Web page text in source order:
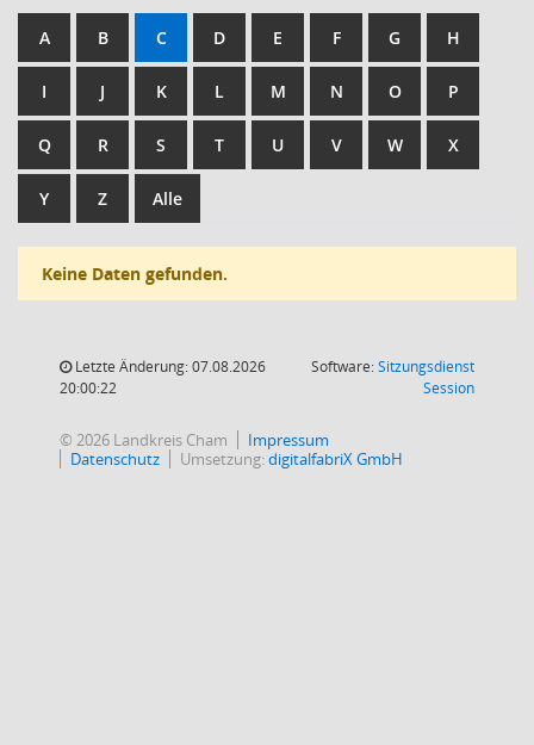
A B C D E F G H
I J K L M N O P
Q R S T U V W X
Y Z Alle
Keine Daten gefunden.
Letzte Änderung: 07.08.2026
20:00:22
Software:Sitzungsdienst
Session(Wird in
© 2026 Landkreis Cham
Impressum
Datenschutz
Umsetzung:digitalfabriX GmbH